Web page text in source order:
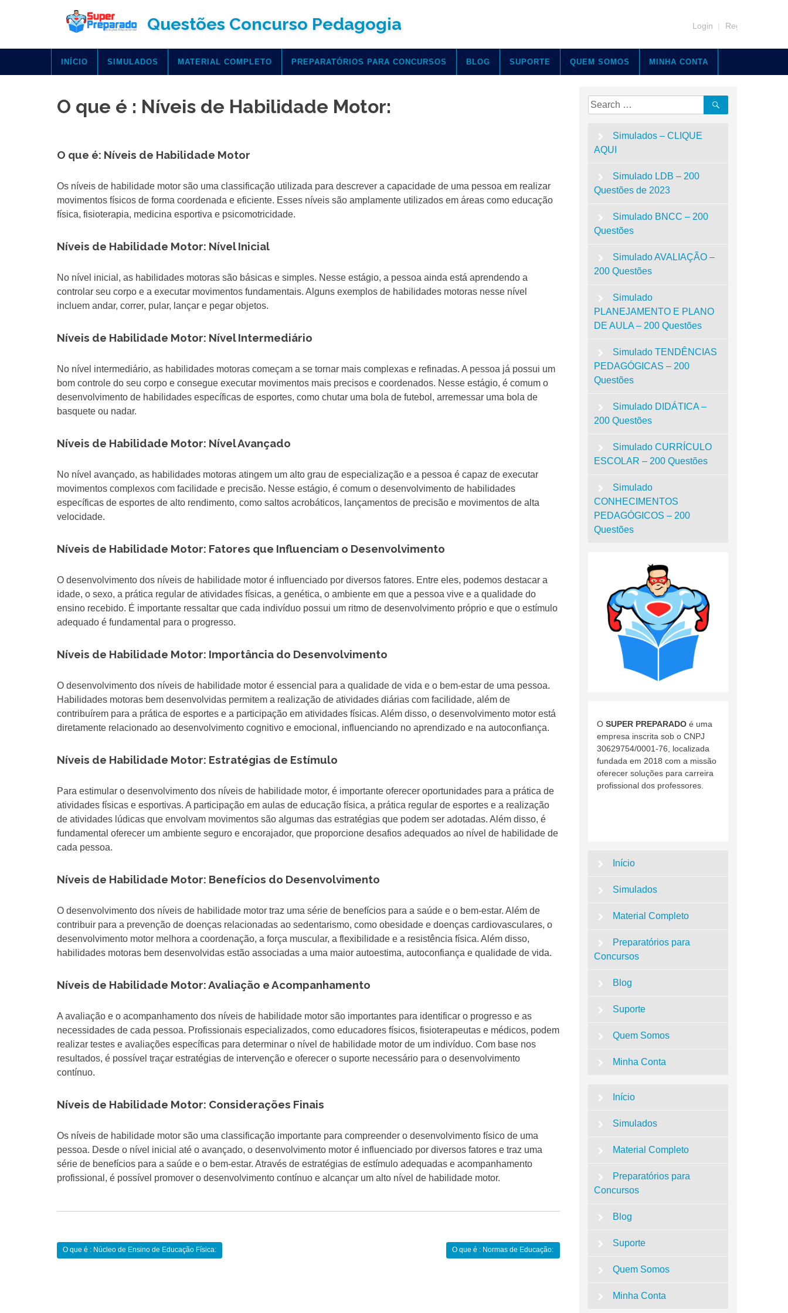
Questões Concurso Pedagogia Login | Register
INÍCIO SIMULADOS MATERIAL COMPLETO PREPARATÓRIOS PARA CONCURSOS BLOG SUPORTE QUEM SOMOS MINHA CONTA
O que é : Níveis de Habilidade Motor:
O que é: Níveis de Habilidade Motor
Os níveis de habilidade motor são uma classificação utilizada para descrever a capacidade de uma pessoa em realizar
movimentos físicos de forma coordenada e eficiente. Esses níveis são amplamente utilizados em áreas como educação
física, fisioterapia, medicina esportiva e psicomotricidade.
Níveis de Habilidade Motor: Nível Inicial
No nível inicial, as habilidades motoras são básicas e simples. Nesse estágio, a pessoa ainda está aprendendo a
controlar seu corpo e a executar movimentos fundamentais. Alguns exemplos de habilidades motoras nesse nível
incluem andar, correr, pular, lançar e pegar objetos.
Níveis de Habilidade Motor: Nível Intermediário
No nível intermediário, as habilidades motoras começam a se tornar mais complexas e refinadas. A pessoa já possui um
bom controle do seu corpo e consegue executar movimentos mais precisos e coordenados. Nesse estágio, é comum o
desenvolvimento de habilidades específicas de esportes, como chutar uma bola de futebol, arremessar uma bola de
basquete ou nadar.
Níveis de Habilidade Motor: Nível Avançado
No nível avançado, as habilidades motoras atingem um alto grau de especialização e a pessoa é capaz de executar
movimentos complexos com facilidade e precisão. Nesse estágio, é comum o desenvolvimento de habilidades
específicas de esportes de alto rendimento, como saltos acrobáticos, lançamentos de precisão e movimentos de alta
velocidade.
Níveis de Habilidade Motor: Fatores que Influenciam o Desenvolvimento
O desenvolvimento dos níveis de habilidade motor é influenciado por diversos fatores. Entre eles, podemos destacar a
idade, o sexo, a prática regular de atividades físicas, a genética, o ambiente em que a pessoa vive e a qualidade do
ensino recebido. É importante ressaltar que cada indivíduo possui um ritmo de desenvolvimento próprio e que o estímulo
adequado é fundamental para o progresso.
Níveis de Habilidade Motor: Importância do Desenvolvimento
O desenvolvimento dos níveis de habilidade motor é essencial para a qualidade de vida e o bem-estar de uma pessoa.
Habilidades motoras bem desenvolvidas permitem a realização de atividades diárias com facilidade, além de
contribuírem para a prática de esportes e a participação em atividades físicas. Além disso, o desenvolvimento motor está
diretamente relacionado ao desenvolvimento cognitivo e emocional, influenciando no aprendizado e na autoconfiança.
Níveis de Habilidade Motor: Estratégias de Estímulo
Para estimular o desenvolvimento dos níveis de habilidade motor, é importante oferecer oportunidades para a prática de
atividades físicas e esportivas. A participação em aulas de educação física, a prática regular de esportes e a realização
de atividades lúdicas que envolvam movimentos são algumas das estratégias que podem ser adotadas. Além disso, é
fundamental oferecer um ambiente seguro e encorajador, que proporcione desafios adequados ao nível de habilidade de
cada pessoa.
Níveis de Habilidade Motor: Benefícios do Desenvolvimento
O desenvolvimento dos níveis de habilidade motor traz uma série de benefícios para a saúde e o bem-estar. Além de
contribuir para a prevenção de doenças relacionadas ao sedentarismo, como obesidade e doenças cardiovasculares, o
desenvolvimento motor melhora a coordenação, a força muscular, a flexibilidade e a resistência física. Além disso,
habilidades motoras bem desenvolvidas estão associadas a uma maior autoestima, autoconfiança e qualidade de vida.
Níveis de Habilidade Motor: Avaliação e Acompanhamento
A avaliação e o acompanhamento dos níveis de habilidade motor são importantes para identificar o progresso e as
necessidades de cada pessoa. Profissionais especializados, como educadores físicos, fisioterapeutas e médicos, podem
realizar testes e avaliações específicas para determinar o nível de habilidade motor de um indivíduo. Com base nos
resultados, é possível traçar estratégias de intervenção e oferecer o suporte necessário para o desenvolvimento
contínuo.
Níveis de Habilidade Motor: Considerações Finais
Os níveis de habilidade motor são uma classificação importante para compreender o desenvolvimento físico de uma
pessoa. Desde o nível inicial até o avançado, o desenvolvimento motor é influenciado por diversos fatores e traz uma
série de benefícios para a saúde e o bem-estar. Através de estratégias de estímulo adequadas e acompanhamento
profissional, é possível promover o desenvolvimento contínuo e alcançar um alto nível de habilidade motor.
Navegação
O que é : Núcleo de Ensino de Educação Física: O que é : Normas de Educação:
Search
for:
Simulados – CLIQUE
AQUI
Simulado LDB – 200
Questões de 2023
Simulado BNCC – 200
Questões
Simulado AVALIAÇÃO –
200 Questões
Simulado
PLANEJAMENTO E PLANO
DE AULA – 200 Questões
Simulado TENDÊNCIAS
PEDAGÓGICAS – 200
Questões
Simulado DIDÁTICA –
200 Questões
Simulado CURRÍCULO
ESCOLAR – 200 Questões
Simulado
CONHECIMENTOS
PEDAGÓGICOS – 200
Questões
O SUPER PREPARADOé uma
empresa inscrita sob o CNPJ
30629754/0001-76, localizada
fundada em 2018 com a missão
oferecer soluções para carreira
profissional dos professores.
Início
Simulados
Material Completo
Preparatórios para
Concursos
Blog
Suporte
Quem Somos
Minha Conta
Início
Simulados
Material Completo
Preparatórios para
Concursos
Blog
Suporte
Quem Somos
Minha Conta